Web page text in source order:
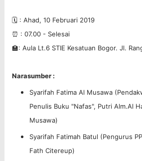
🗓 : Ahad, 10 Februari 2019
⏰ : 07.00 - Selesai
🏫: Aula Lt.6 STIE Kesatuan Bogor. Jl.
Narasumber :
Syarifah Fatima Al Musawa
Penulis Buku "Nafas", Putri Alm.Al
Musawa)
Syarifah Fatimah Batul (Pengurus
Fath Citereup)